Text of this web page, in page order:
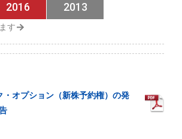
2016 2013
・オプション（新株予約権）の発